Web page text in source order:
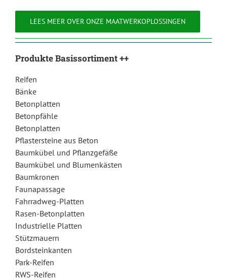
LEES MEER OVER ONZE MAATWERKOPLOSSINGEN
Produkte Basissortiment ++
Reifen
Bänke
Betonplatten
Betonpfähle
Betonplatten
Pflastersteine aus Beton
Baumkübel und Pflanzgefäße
Baumkübel und Blumenkästen
Baumkronen
Faunapassage
Fahrradweg-Platten
Rasen-Betonplatten
Industrielle Platten
Stützmauern
Bordsteinkanten
Park-Reifen
RWS-Reifen